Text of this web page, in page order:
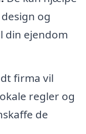
og
din ejendom
firma vil
regler og
de